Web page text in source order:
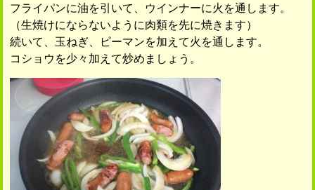
フライパンに油を引いて、ウインナーに火を通します。
（生焼けにならないように肉類を先に焼きます）
続いて、玉ねぎ、ピーマンを加えて火を通します。
コショウを少々加えて炒めましょう。